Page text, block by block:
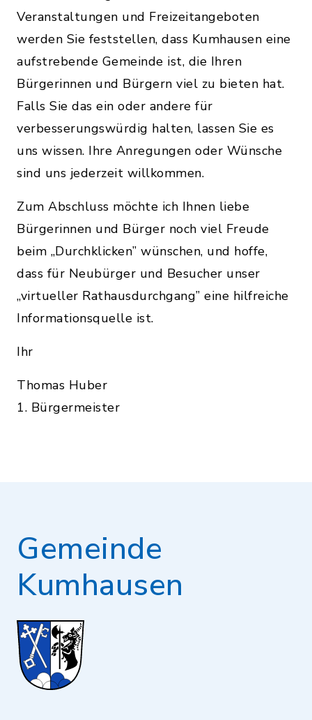
Veranstaltungen und Freizeitangeboten
werden Sie feststellen, dass Kumhausen eine
aufstrebende Gemeinde ist, die Ihren
Bürgerinnen und Bürgern viel zu bieten hat.
Falls Sie das ein oder andere für
verbesserungswürdig halten, lassen Sie es
uns wissen. Ihre Anregungen oder Wünsche
sind uns jederzeit willkommen.
Zum Abschluss möchte ich Ihnen liebe
Bürgerinnen und Bürger noch viel Freude
beim „Durchklicken” wünschen, und hoffe,
dass für Neubürger und Besucher unser
„virtueller Rathausdurchgang” eine hilfreiche
Informationsquelle ist.
Ihr
Thomas Huber
1. Bürgermeister
Gemeinde
Kumhausen